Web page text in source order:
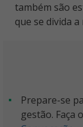
também são
que se divida
Prepare-se para a primeira assembleia da sua
gestão. Faça